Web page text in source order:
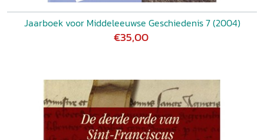
Jaarboek voor Middeleeuwse Geschiedenis 7 (2004)
€35,00